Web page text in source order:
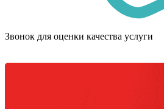
Звонок для оценки качества услуги